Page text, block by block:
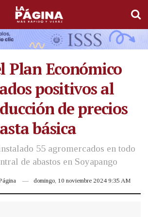
Plan Económico
positivos al
de precios
básica
55 agromercados en todo
de abastos en Soyapango
domingo, 10 noviembre 2024 9:35 AM